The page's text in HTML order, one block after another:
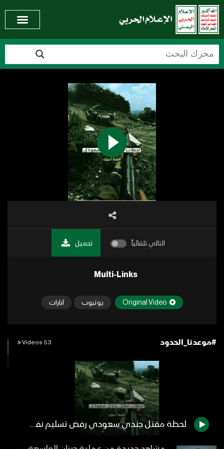
التالي تلقائياً تحميل
Multi-Links
Original Video يوتيوب آبارات
#موعدنا_الحدود 53 Videos
لحظة مقتل جندي سعودي رفض تسليم نفسه – تنكيل